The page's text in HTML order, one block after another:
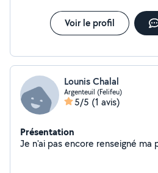
Voir le profil
Lounis Chalal
Argenteuil (Felifeu)
5/5 (1 avis)
Présentation